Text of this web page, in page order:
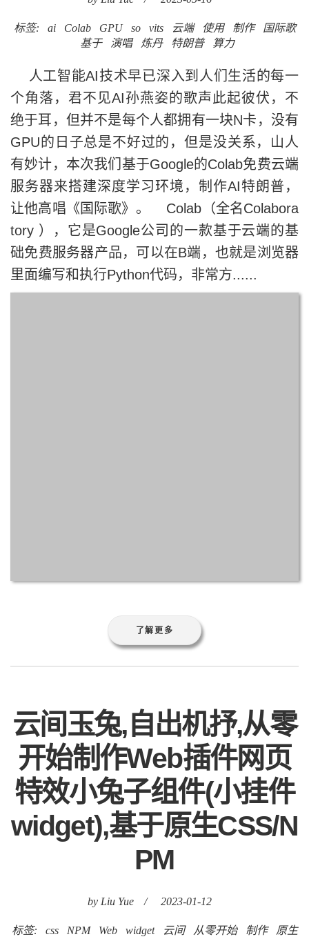
标签: ai Colab GPU so vits 云端 使用 制作
国际歌
基于
演唱 炼丹 特朗普 算力
人工智能AI技术早已深入到人们生活的每一
个角落，君不见AI孙燕姿的歌声此起彼伏，不
绝于耳，但并不是每个人都拥有一块N卡，没有
GPU的日子总是不好过的，但是没关系，山人
有妙计，本次我们基于Google的Colab免费云端
服务器来搭建深度学习环境，制作AI特朗普，
让他高唱《国际歌》。 Colab（全名Colabora
tory ），它是Google公司的一款基于云端的基
础免费服务器产品，可以在B端，也就是浏览器
里面编写和执行Python代码，非常方......
了解更多
云间玉兔,自出机抒,从零
开始制作Web插件网页
特效小兔子组件(小挂件
widget),基于原生CSS/N
PM
by Liu Yue / 2023-01-12
标签: css NPM Web widget 云间 从零开始 制作
原生